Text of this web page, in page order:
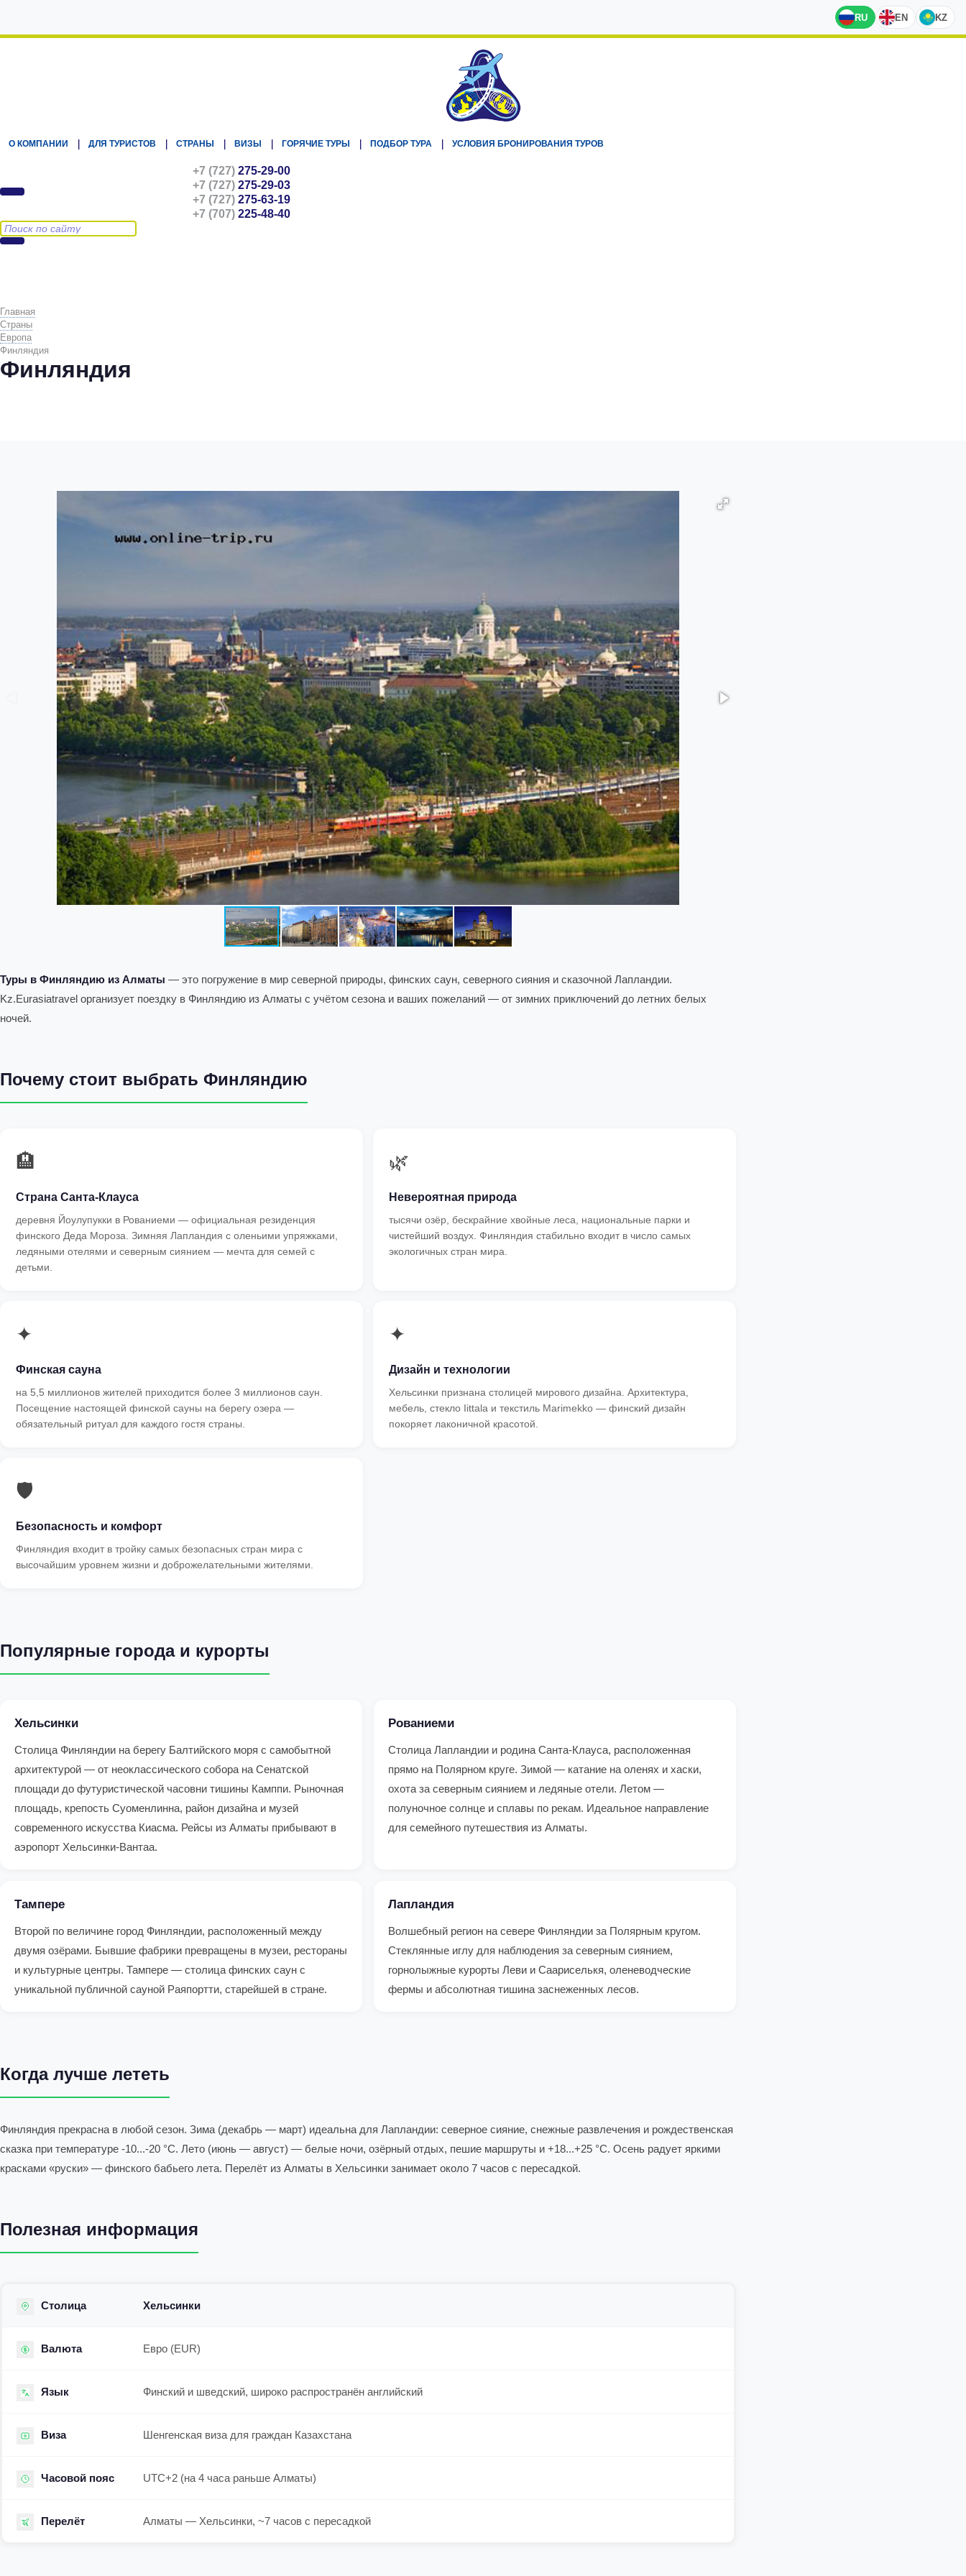
RU EN KZ
О КОМПАНИИ ДЛЯ ТУРИСТОВ СТРАНЫ ВИЗЫ ГОРЯЧИЕ ТУРЫ ПОДБОР ТУРА УСЛОВИЯ БРОНИРОВАНИЯ ТУРОВ
+7 (727) 275-29-00
+7 (727) 275-29-03
+7 (727) 275-63-19
+7 (707) 225-48-40
Главная
Страны
Европа
Финляндия
Финляндия
Туры в Финляндию из Алматы — это погружение в мир северной природы, финских саун, северного сияния и сказочной Лапландии.
Kz.Eurasiatravel организует поездку в Финляндию из Алматы с учётом сезона и ваших пожеланий — от зимних приключений до летних белых
ночей.
Почему стоит выбрать Финляндию
🏨
Страна Санта-Клауса
деревня Йоулупукки в Рованиеми — официальная резиденция
финского Деда Мороза. Зимняя Лапландия с оленьими упряжками,
ледяными отелями и северным сиянием — мечта для семей с
детьми.
🌿
Невероятная природа
тысячи озёр, бескрайние хвойные леса, национальные парки и
чистейший воздух. Финляндия стабильно входит в число самых
экологичных стран мира.
✦
Финская сауна
на 5,5 миллионов жителей приходится более 3 миллионов саун.
Посещение настоящей финской сауны на берегу озера —
обязательный ритуал для каждого гостя страны.
✦
Дизайн и технологии
Хельсинки признана столицей мирового дизайна. Архитектура,
мебель, стекло Iittala и текстиль Marimekko — финский дизайн
покоряет лаконичной красотой.
🛡
Безопасность и комфорт
Финляндия входит в тройку самых безопасных стран мира с
высочайшим уровнем жизни и доброжелательными жителями.
Популярные города и курорты
Хельсинки
Столица Финляндии на берегу Балтийского моря с самобытной
архитектурой — от неоклассического собора на Сенатской
площади до футуристической часовни тишины Камппи. Рыночная
площадь, крепость Суоменлинна, район дизайна и музей
современного искусства Киасма. Рейсы из Алматы прибывают в
аэропорт Хельсинки-Вантаа.
Рованиеми
Столица Лапландии и родина Санта-Клауса, расположенная
прямо на Полярном круге. Зимой — катание на оленях и хаски,
охота за северным сиянием и ледяные отели. Летом —
полуночное солнце и сплавы по рекам. Идеальное направление
для семейного путешествия из Алматы.
Тампере
Второй по величине город Финляндии, расположенный между
двумя озёрами. Бывшие фабрики превращены в музеи, рестораны
и культурные центры. Тампере — столица финских саун с
уникальной публичной сауной Раяпортти, старейшей в стране.
Лапландия
Волшебный регион на севере Финляндии за Полярным кругом.
Стеклянные иглу для наблюдения за северным сиянием,
горнолыжные курорты Леви и Саариселькя, оленеводческие
фермы и абсолютная тишина заснеженных лесов.
Когда лучше лететь
Финляндия прекрасна в любой сезон. Зима (декабрь — март) идеальна для Лапландии: северное сияние, снежные развлечения и рождественская
сказка при температуре -10...-20 °C. Лето (июнь — август) — белые ночи, озёрный отдых, пешие маршруты и +18...+25 °C. Осень радует яркими
красками «руски» — финского бабьего лета. Перелёт из Алматы в Хельсинки занимает около 7 часов с пересадкой.
Полезная информация
Столица Хельсинки
Валюта Евро (EUR)
Язык Финский и шведский, широко распространён английский
Виза Шенгенская виза для граждан Казахстана
Часовой пояс UTC+2 (на 4 часа раньше Алматы)
Перелёт Алматы — Хельсинки, ~7 часов с пересадкой